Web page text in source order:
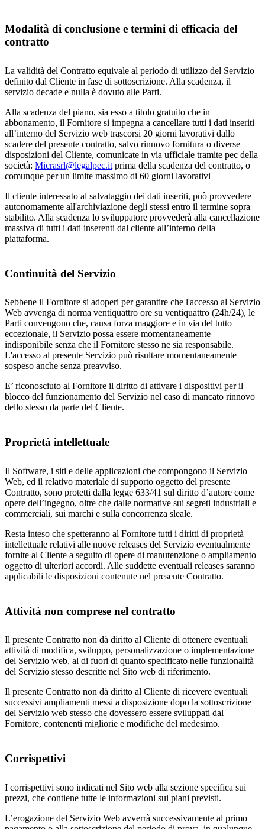
Modalità di conclusione e termini di efficacia del
contratto
La validità del Contratto equivale al periodo di utilizzo del Servizio
definito dal Cliente in fase di sottoscrizione. Alla scadenza, il
servizio decade e nulla è dovuto alle Parti.
Alla scadenza del piano, sia esso a titolo gratuito che in
abbonamento, il Fornitore si impegna a cancellare tutti i dati inseriti
all’interno del Servizio web trascorsi 20 giorni lavorativi dallo
scadere del presente contratto, salvo rinnovo fornitura o diverse
disposizioni del Cliente, comunicate in via ufficiale tramite pec della
società: Micrasrl@legalpec.it prima della scadenza del contratto, o
comunque per un limite massimo di 60 giorni lavorativi
Il cliente interessato al salvataggio dei dati inseriti, può provvedere
autonomamente all'archiviazione degli stessi entro il termine sopra
stabilito. Alla scadenza lo sviluppatore provvederà alla cancellazione
massiva di tutti i dati inserenti dal cliente all’interno della
piattaforma.
Continuità del Servizio
Sebbene il Fornitore si adoperi per garantire che l'accesso al Servizio
Web avvenga di norma ventiquattro ore su ventiquattro (24h/24), le
Parti convengono che, causa forza maggiore e in via del tutto
eccezionale, il Servizio possa essere momentaneamente
indisponibile senza che il Fornitore stesso ne sia responsabile.
L'accesso al presente Servizio può risultare momentaneamente
sospeso anche senza preavviso.
E’ riconosciuto al Fornitore il diritto di attivare i dispositivi per il
blocco del funzionamento del Servizio nel caso di mancato rinnovo
dello stesso da parte del Cliente.
Proprietà intellettuale
Il Software, i siti e delle applicazioni che compongono il Servizio
Web, ed il relativo materiale di supporto oggetto del presente
Contratto, sono protetti dalla legge 633/41 sul diritto d’autore come
opere dell’ingegno, oltre che dalle normative sui segreti industriali e
commerciali, sui marchi e sulla concorrenza sleale.
Resta inteso che spetteranno al Fornitore tutti i diritti di proprietà
intellettuale relativi alle nuove releases del Servizio eventualmente
fornite al Cliente a seguito di opere di manutenzione o ampliamento
oggetto di ulteriori accordi. Alle suddette eventuali releases saranno
applicabili le disposizioni contenute nel presente Contratto.
Attività non comprese nel contratto
Il presente Contratto non dà diritto al Cliente di ottenere eventuali
attività di modifica, sviluppo, personalizzazione o implementazione
del Servizio web, al di fuori di quanto specificato nelle funzionalità
del Servizio stesso descritte nel Sito web di riferimento.
Il presente Contratto non dà diritto al Cliente di ricevere eventuali
successivi ampliamenti messi a disposizione dopo la sottoscrizione
del Servizio web stesso che dovessero essere sviluppati dal
Fornitore, contenenti migliorie e modifiche del medesimo.
Corrispettivi
I corrispettivi sono indicati nel Sito web alla sezione specifica sui
prezzi, che contiene tutte le informazioni sui piani previsti.
L’erogazione del Servizio Web avverrà successivamente al primo